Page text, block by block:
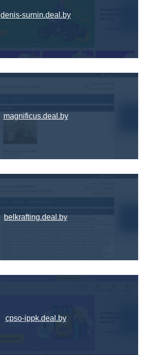
denis-surnin.deal.by
magnificus.deal.by
belkrafting.deal.by
cpso-ippk.deal.by